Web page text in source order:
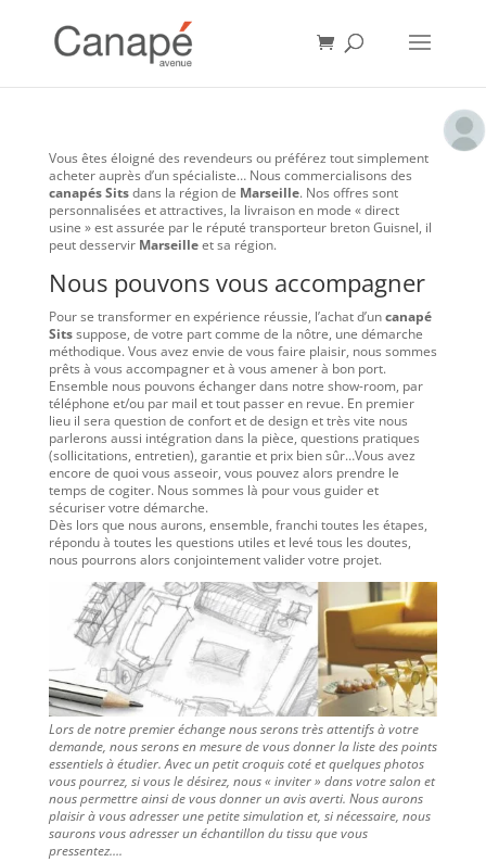
Vous êtes éloigné des revendeurs ou préférez tout simplement
acheter auprès d’un spécialiste… Nous commercialisons des
canapés Sitsdans la région de Marseille. Nos offres sont
personnalisées et attractives, la livraison en mode « direct
usine » est assurée par le réputé transporteur breton Guisnel, il
peut desservir Marseilleet sa région.
Nous pouvons vous accompagner
Pour se transformer en expérience réussie, l’achat d’uncanapé
Sitssuppose, de votre part comme de la nôtre, une démarche
méthodique. Vous avez envie de vous faire plaisir, nous sommes
prêts à vous accompagner et à vous amener à bon port.
Ensemble nous pouvons échanger dans notre show-room, par
téléphone et/ou par mail et tout passer en revue. En premier
lieu il sera question de confort et de design et très vite nous
parlerons aussi intégration dans la pièce, questions pratiques
(sollicitations, entretien), garantie et prix bien sûr…Vous avez
encore de quoi vous asseoir, vous pouvez alors prendre le
temps de cogiter. Nous sommes là pour vous guider et
sécuriser votre démarche.
Dès lors que nous aurons, ensemble, franchi toutes les étapes,
répondu à toutes les questions utiles et levé tous les doutes,
nous pourrons alors conjointement valider votre projet.
Lors de notre premier échange nous serons très attentifs à votre
demande, nous serons en mesure de vous donner la liste des points
essentiels à étudier. Avec un petit croquis coté et quelques photos
vous pourrez, si vous le désirez, nous « inviter » dans votre salon et
nous permettre ainsi de vous donner un avis averti. Nous aurons
plaisir à vous adresser une petite simulation et, si nécessaire, nous
saurons vous adresser un échantillon du tissu que vous
pressentez….